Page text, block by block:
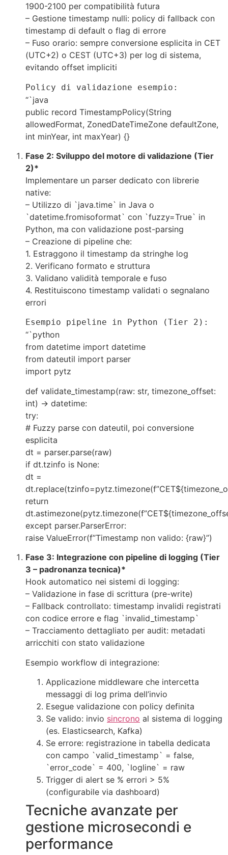
1900-2100 per compatibilità futura
– Gestione timestamp nulli: policy di fallback con
timestamp di default o flag di errore
– Fuso orario: sempre conversione esplicita in CET
(UTC+2) o CEST (UTC+3) per log di sistema,
evitando offset impliciti
Policy di validazione esempio:
“`java
public record TimestampPolicy(String
allowedFormat, ZonedDateTimeZone defaultZone,
int minYear, int maxYear) {}
Fase 2: Sviluppo del motore di validazione (Tier
2)*
Implementare un parser dedicato con librerie
native:
– Utilizzo di `java.time` in Java o
`datetime.fromisoformat` con `fuzzy=True` in
Python, ma con validazione post-parsing
– Creazione di pipeline che:
1. Estraggono il timestamp da stringhe log
2. Verificano formato e struttura
3. Validano validità temporale e fuso
4. Restituiscono timestamp validati o segnalano
errori
Esempio pipeline in Python (Tier 2):
“`python
from datetime import datetime
from dateutil import parser
import pytz
def validate_timestamp(raw: str, timezone_offset:
int) -> datetime:
try:
# Fuzzy parse con dateutil, poi conversione
esplicita
dt = parser.parse(raw)
if dt.tzinfo is None:
dt =
return
except parser.ParserError:
raise ValueError(f”Timestamp non valido: {raw}”)
Fase 3: Integrazione con pipeline di logging (Tier
3 – padronanza tecnica)*
Hook automatico nei sistemi di logging:
– Validazione in fase di scrittura (pre-write)
– Fallback controllato: timestamp invalidi registrati
con codice errore e flag `invalid_timestamp`
– Tracciamento dettagliato per audit: metadati
arricchiti con stato validazione
Esempio workflow di integrazione:
Applicazione middleware che intercetta
messaggi di log prima dell’invio
Esegue validazione con policy definita
Se valido: invio sincrono al sistema di logging
(es. Elasticsearch, Kafka)
Se errore: registrazione in tabella dedicata
con campo `valid_timestamp` = false,
`error_code` = 400, `logline` = raw
Trigger di alert se % errori > 5%
(configurabile via dashboard)
Tecniche avanzate per
gestione microsecondi e
performance